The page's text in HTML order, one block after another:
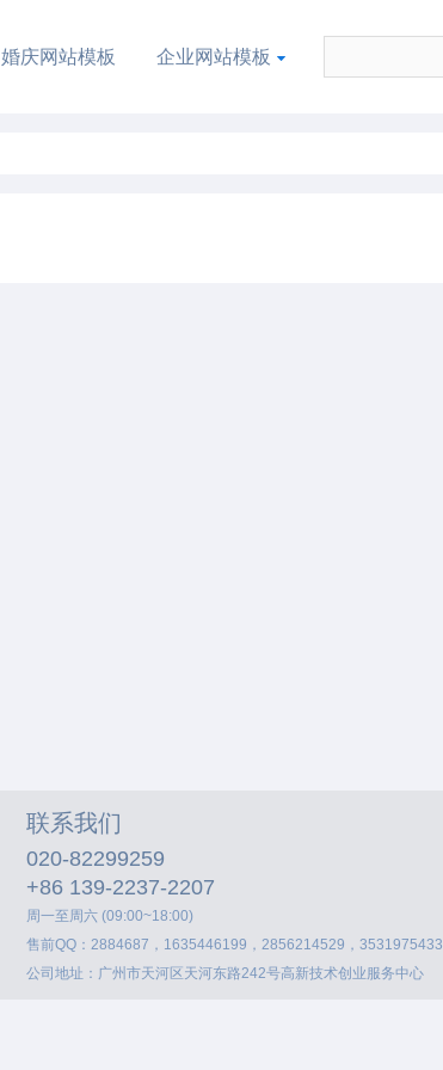
婚庆网站模板 企业网站模板
联系我们
020-82299259
+86 139-2237-2207
周一至周六 (09:00~18:00)
售前QQ：2884687，1635446199，2856214529，3531975433
公司地址：广州市天河区天河东路242号高新技术创业服务中心